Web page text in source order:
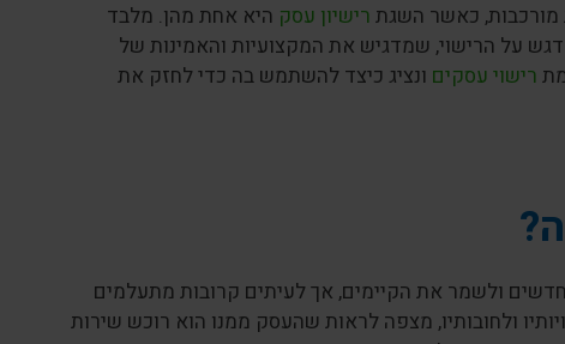
מורכבות, כאשר השגת רישיון עסק היא אחת מהן. מלבד
על הרישוי, שמדגיש את המקצועיות והאמינות של
רישוי עסקים ונציג כיצד להשתמש בה כדי לחזק את
ולשמר את הקיימים, אך לעיתים קרובות מתעלמים
ולחובותיו, מצפה לראות שהעסק ממנו הוא רוכש שירות